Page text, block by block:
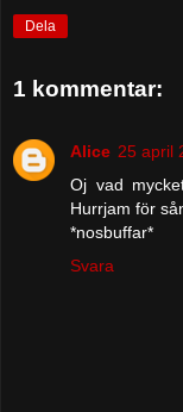
Dela
1 kommentar:
Alice 25 april
Oj vad
Hurrjam för
*nosbuffar*
Svara